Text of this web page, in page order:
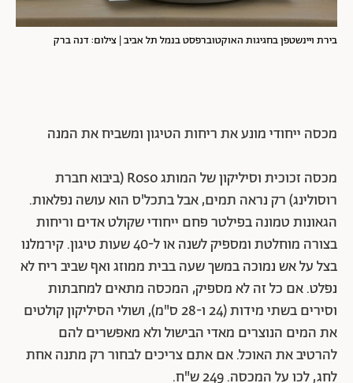
בירת ויינשטפן בחגיגות האוקטוברפסט בנמל תל אביב | צילום: דנה ברק
מכסה ייחודי מונע את ריחות הטיגון ומשביח את המנה
מכסה זכוכית וסיליקון של המותג Roso (ביבוא חברת
רוסולינג) רק נראה תמים, אבל בתכל'ס הוא עושה נפלאות.
הגאונות טמונה בפילטר פחם ייחודי שקולט אדים וריחות
בצורה מוחלטת ומספיק לשנה או ל-40 שעות טיגון. קירמלנו
בצל על אש נמוכה במשך שעה בבית ממוזג ואף שביב ריח לא
נפלט. אם כל זה לא מספיק, המכסה מתאים למחבתות
וסירים בשתי מידות (24 ו-28 ס"מ), ושולי הסיליקון קולטים
את המים הנוצרים מאדי הבישול ולא מאפשרים להם
להרטיב את האוכל. אם אתם צריכים לבחור רק מתנה אחת
לחג, לכו על המכסה. 249 ש"ח.